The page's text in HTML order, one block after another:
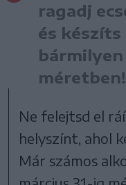
ragadj
és
méretben!
Ne felejtsd el
helyszínt, ahol
Már számos